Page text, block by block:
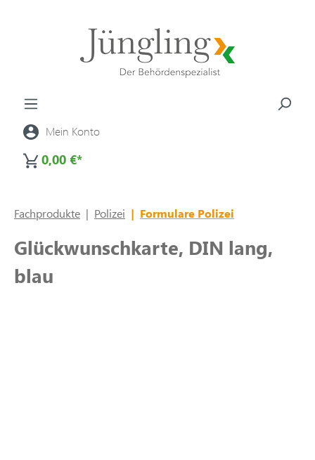
Mein Konto
0,00 €*
Fachprodukte | Polizei | Formulare Polizei
Glückwunschkarte, DIN lang,
blau